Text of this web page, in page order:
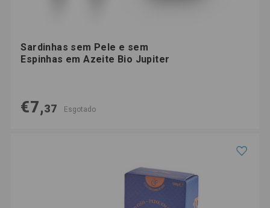
Sardinhas sem Pele e sem
Espinhas em Azeite Bio Jupiter
€7,37 Esgotado